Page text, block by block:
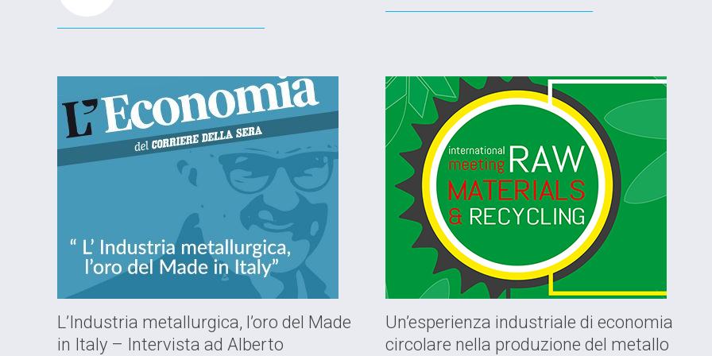
L’Industria metallurgica, l’oro del Made
in Italy – Intervista ad Alberto
Un’esperienza industriale di economia
circolare nella produzione del metallo